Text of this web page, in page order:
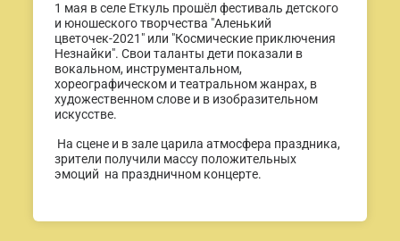
1 мая в селе Еткуль прошёл фестиваль детского
и юношеского творчества "Аленький
цветочек-2021" или "Космические приключения
Незнайки". Свои таланты дети показали в
вокальном, инструментальном,
хореографическом и театральном жанрах, в
художественном слове и в изобразительном
искусстве.
На сцене и в зале царила атмосфера праздника,
зрители получили массу положительных
эмоций на праздничном концерте.